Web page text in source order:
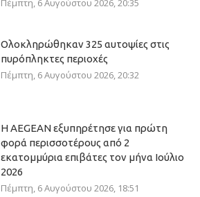
Πέμπτη, 6 Αυγούστου 2026, 20:35
Ολοκληρώθηκαν 325 αυτοψίες στις
πυρόπληκτες περιοχές
Πέμπτη, 6 Αυγούστου 2026, 20:32
Η AEGEAN εξυπηρέτησε για πρώτη
φορά περισσοτέρους από 2
εκατομμύρια επιβάτες τον μήνα Ιούλιο
2026
Πέμπτη, 6 Αυγούστου 2026, 18:51